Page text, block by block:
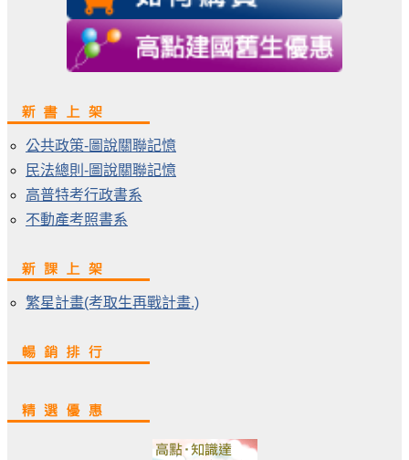
公共政策-圖說關聯記憶
民法總則-圖說關聯記憶
高普特考行政書系
不動產考照書系
繁星計畫(考取生再戰計畫.)